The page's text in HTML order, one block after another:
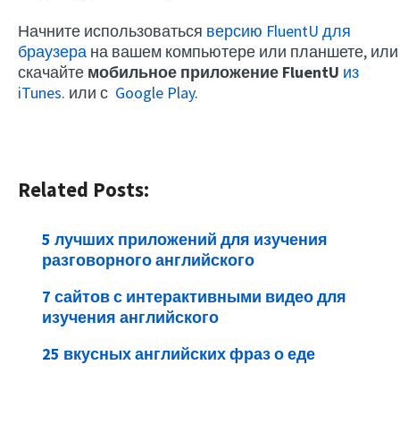
Начните использоваться версию FluentU для
браузера на вашем компьютере или планшете, или
скачайте мобильное приложение FluentU из
iTunes. или с Google Play.
Related Posts:
5 лучших приложений для изучения
разговорного английского
7 сайтов с интерактивными видео для
изучения английского
25 вкусных английских фраз о еде